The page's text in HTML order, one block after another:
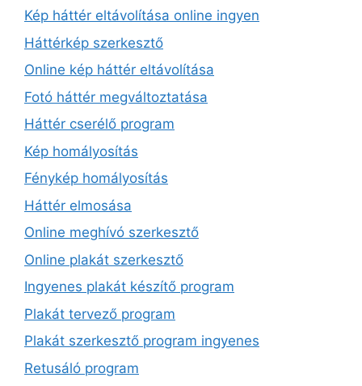
Kép háttér eltávolítása online ingyen
Háttérkép szerkesztő
Online kép háttér eltávolítása
Fotó háttér megváltoztatása
Háttér cserélő program
Kép homályosítás
Fénykép homályosítás
Háttér elmosása
Online meghívó szerkesztő
Online plakát szerkesztő
Ingyenes plakát készítő program
Plakát tervező program
Plakát szerkesztő program ingyenes
Retusáló program